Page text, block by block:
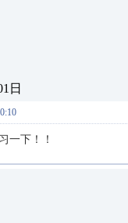
日
一下！！